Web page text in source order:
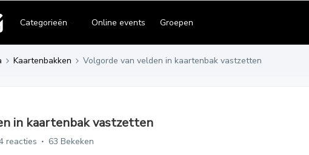
Categorieën Online events Groepen
Kaartenbakken Volgorde van velden in kaartenbak vastzetten
in kaartenbak vastzetten
reacties 63 Bekeken